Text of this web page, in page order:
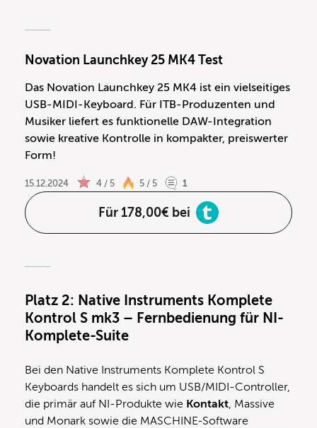
Novation Launchkey 25 MK4 Test
Das Novation Launchkey 25 MK4 ist ein vielseitiges
USB-MIDI-Keyboard. Für ITB-Produzenten und
Musiker liefert es funktionelle DAW-Integration
sowie kreative Kontrolle in kompakter, preiswerter
Form!
15.12.2024 4 / 5 5 / 5 1
Für 178,00€ bei
Platz 2: Native Instruments Komplete
Kontrol S mk3 – Fernbedienung für NI-
Komplete-Suite
Bei den Native Instruments Komplete Kontrol S
Keyboards handelt es sich um USB/MIDI-Controller,
die primär auf NI-Produkte wie Kontakt, Massive
und Monark sowie die MASCHINE-Software